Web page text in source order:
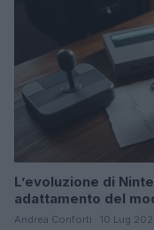
L’evoluzione di
adattamento del
Andrea Conforti · 10 Lug